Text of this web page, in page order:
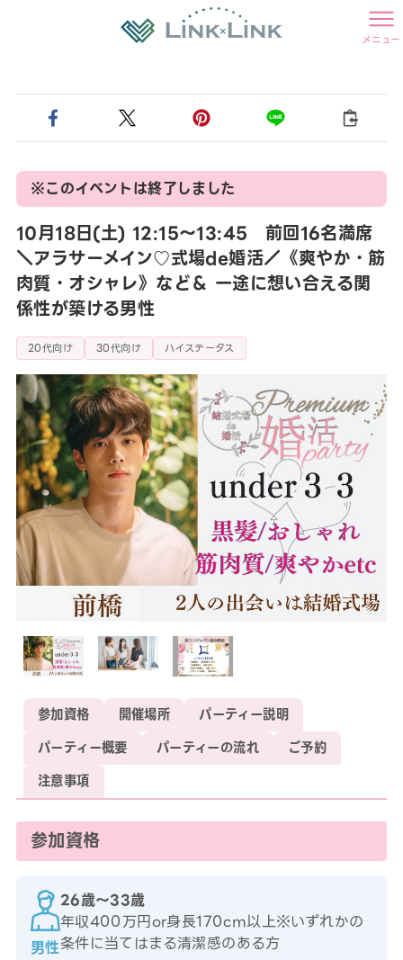
メニュー
※このイベントは終了しました
10月18日(土) 12:15〜13:45 前回16名満席
＼アラサーメイン♡式場de婚活／《爽やか・筋
肉質・オシャレ》など＆ 一途に想い合える関
係性が築ける男性
20代向け 30代向け ハイステータス
参加資格 開催場所
パーティー説明
パーティー概要
パーティーの流れ
ご予約
注意事項
参加資格
男性
26歳〜33歳
年収400万円or身長170cm以上※いずれかの
条件に当てはまる清潔感のある方